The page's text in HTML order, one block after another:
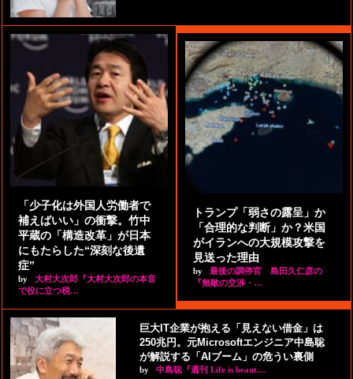
「少子化は外国人労働者で
補えばいい」の衝撃。竹中
平蔵の「構造改革」が日本
にもたらした“深刻な後遺
症”
by
大村大次郎『大村大次郎の本音
で役に立つ税…
トランプ「弱さの露呈」か
「合理的な判断」か？米国
がイランへの大規模攻撃を
見送った理由
by
最後の調停官 島田久仁彦の
『無敵の交渉・…
巨大IT企業が抱える「見えない借金」は
250兆円。元Microsoftエンジニア中島聡
が解説する「AIブーム」の危うい裏側
by 中島聡『週刊 Life is beaut…